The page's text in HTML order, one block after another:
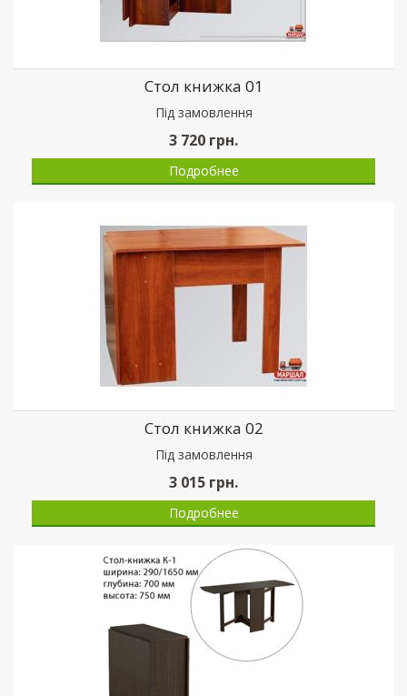
Стол книжка 01
Пiд замовлення
3 720 грн.
Подробнее
Стол книжка 02
Пiд замовлення
3 015 грн.
Подробнее